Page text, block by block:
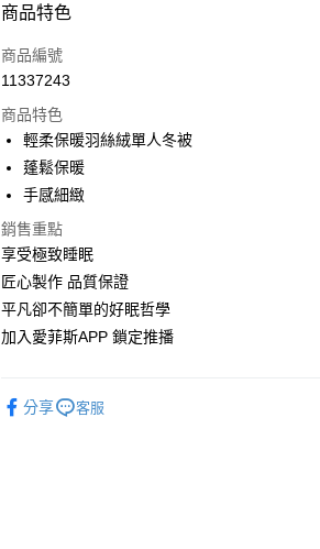
付款方式
信用卡一次付款
Apple Pay
街口支付
全盈+PAY
運送方式
每筆NT$150，滿NT$1,599(含以上)免運費
商品特色
商品編號
11337243
商品特色
輕柔保暖羽絲絨單人冬被
蓬鬆保暖
手感細緻
銷售重點
享受極致睡眠
匠心製作 品質保證
平凡卻不簡單的好眠哲學
加入愛菲斯APP 鎖定推播
分享 客服